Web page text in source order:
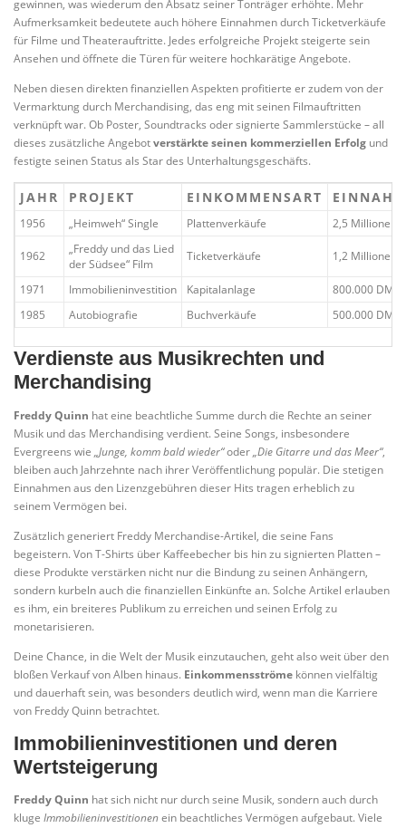
gewinnen, was wiederum den Absatz seiner Tonträger erhöhte. Mehr
Aufmerksamkeit bedeutete auch höhere Einnahmen durch Ticketverkäufe
für Filme und Theaterauftritte. Jedes erfolgreiche Projekt steigerte sein
Ansehen und öffnete die Türen für weitere hochkarätige Angebote.
Neben diesen direkten finanziellen Aspekten profitierte er zudem von der
Vermarktung durch Merchandising, das eng mit seinen Filmauftritten
verknüpft war. Ob Poster, Soundtracks oder signierte Sammlerstücke – all
dieses zusätzliche Angebotverstärkte seinen kommerziellen Erfolg und
festigte seinen Status als Star des Unterhaltungsgeschäfts.
JAHR PROJEKT EINKOMMENSART
1956 „Heimweh“ Single Plattenverkäufe 2,5 Millionen
1962
„Freddy und das Lied
der Südsee“ Film
Ticketverkäufe 1,2 Millionen
1971 Immobilieninvestition Kapitalanlage
800.000 DM
1985
Autobiografie Buchverkäufe 500.000 DM
Verdienste aus Musikrechten und
Merchandising
Freddy Quinn hat eine beachtliche Summe durch die Rechte an seiner
Musik und das Merchandising verdient. Seine Songs, insbesondere
Evergreens wie „Junge, komm bald wieder“oder„Die Gitarre und das Meer“,
bleiben auch Jahrzehnte nach ihrer Veröffentlichung populär. Die stetigen
Einnahmen aus den Lizenzgebühren dieser Hits tragen erheblich zu
seinem Vermögen bei.
Zusätzlich generiert Freddy Merchandise-Artikel, die seine Fans
begeistern. Von T-Shirts über Kaffeebecher bis hin zu signierten Platten –
diese Produkte verstärken nicht nur die Bindung zu seinen Anhängern,
sondern kurbeln auch die finanziellen Einkünfte an. Solche Artikel erlauben
es ihm, ein breiteres Publikum zu erreichen und seinen Erfolg zu
monetarisieren.
Deine Chance, in die Welt der Musik einzutauchen, geht also weit über den
bloßen Verkauf von Alben hinaus. Einkommensströme können vielfältig
und dauerhaft sein, was besonders deutlich wird, wenn man die Karriere
von Freddy Quinn betrachtet.
Immobilieninvestitionen und deren
Wertsteigerung
Freddy Quinn hat sich nicht nur durch seine Musik, sondern auch durch
kluge Immobilieninvestitionenein beachtliches Vermögen aufgebaut. Viele